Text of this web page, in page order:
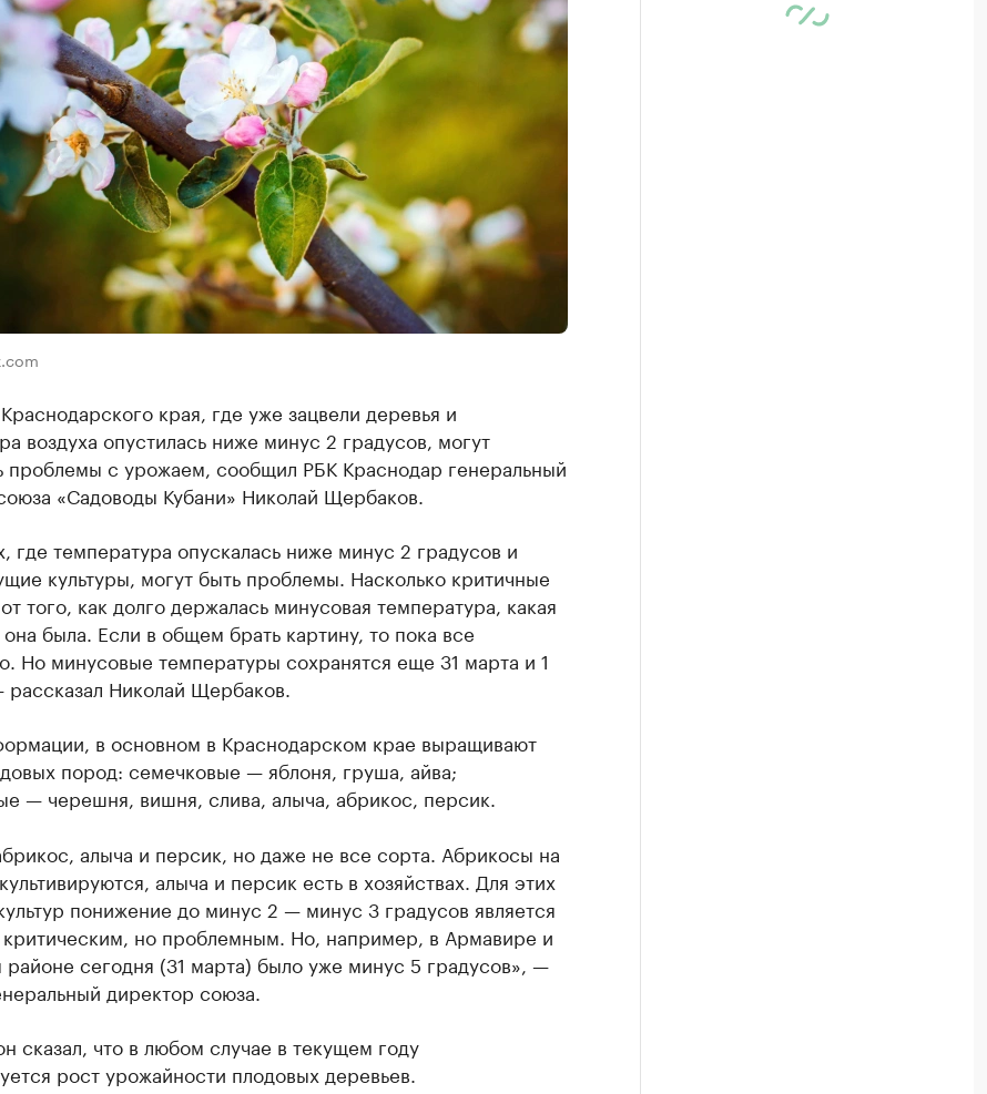
края, где уже зацвели деревья и
воздуха опустилась ниже минус 2 градусов, могут
проблемы с урожаем, сообщил РБК Краснодар генеральный
«Садоводы Кубани» Николай Щербаков.
где температура опускалась ниже минус 2 градусов и
культуры, могут быть проблемы. Насколько критичные
того, как долго держалась минусовая температура, какая
была. Если в общем брать картину, то пока все
Но минусовые температуры сохранятся еще 31 марта и 1
Николай Щербаков.
в основном в Краснодарском крае выращивают
пород: семечковые — яблоня, груша, айва;
— черешня, вишня, слива, алыча, абрикос, персик.
алыча и персик, но даже не все сорта. Абрикосы на
алыча и персик есть в хозяйствах. Для этих
понижение до минус 2 — минус 3 градусов является
но проблемным. Но, например, в Армавире и
сегодня (31 марта) было уже минус 5 градусов», —
директор союза.
сказал, что в любом случае в текущем году
рост урожайности плодовых деревьев.